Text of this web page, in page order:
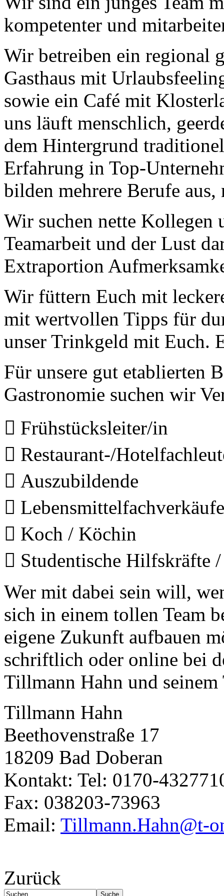
Geheimnisse, die
keine sind.
Für Liebhaber der einfachen und
regionalen Küche. Nachkochbar, aber
immer mit der besonderen Note.
Gute Küche fällt
auch auf.
Unzählige Interviews,
Veröffentlichungen in Print- und
Interesse an anspruchsvoller Küche.
Geheimnisse, die
keine sind.
Ein Potpourri professioneller Rezepte.
Für Liebhaber der einfachen und
dem Neuen.
Austausch führt zur Inspiration. Neues
Die Liste unserer Rezepte für jede
Gelegenheit und Geschmack ist lang.
keine sind.
Ein Potpourrie professioneller Rezepte.
regionalen Küche. Nachkochbar,
immer mit der besonderen Note.
kompetenter und
Wir betreiben ein regional
Gasthaus mit
sowie ein Café mit
uns läuft menschlich,
dem Hintergrund
Erfahrung in Top-
bilden mehrere Berufe
Wir suchen nette Kollegen
Teamarbeit und der Lust
Extraportion
Wir füttern Euch mit
mit wertvollen Tipps für
unser Trinkgeld mit Euch.
Für unsere gut etablierten
Gastronomie suchen wir
 Frühstücksleiter/in
 Restaurant-/
 Auszubildende

 Koch / Köchin
 Studentische Hilfskräfte
Wer mit dabei sein will,
sich in einem tollen Team
eigene Zukunft aufbauen
schriftlich oder online bei
Tillmann Hahn und seinem
Tillmann Hahn
Beethovenstraße 17
18209 Bad Doberan
Kontakt: Tel: 0170-
Fax: 038203-73963
Email: Tillmann.Hahn@t-
Zurück